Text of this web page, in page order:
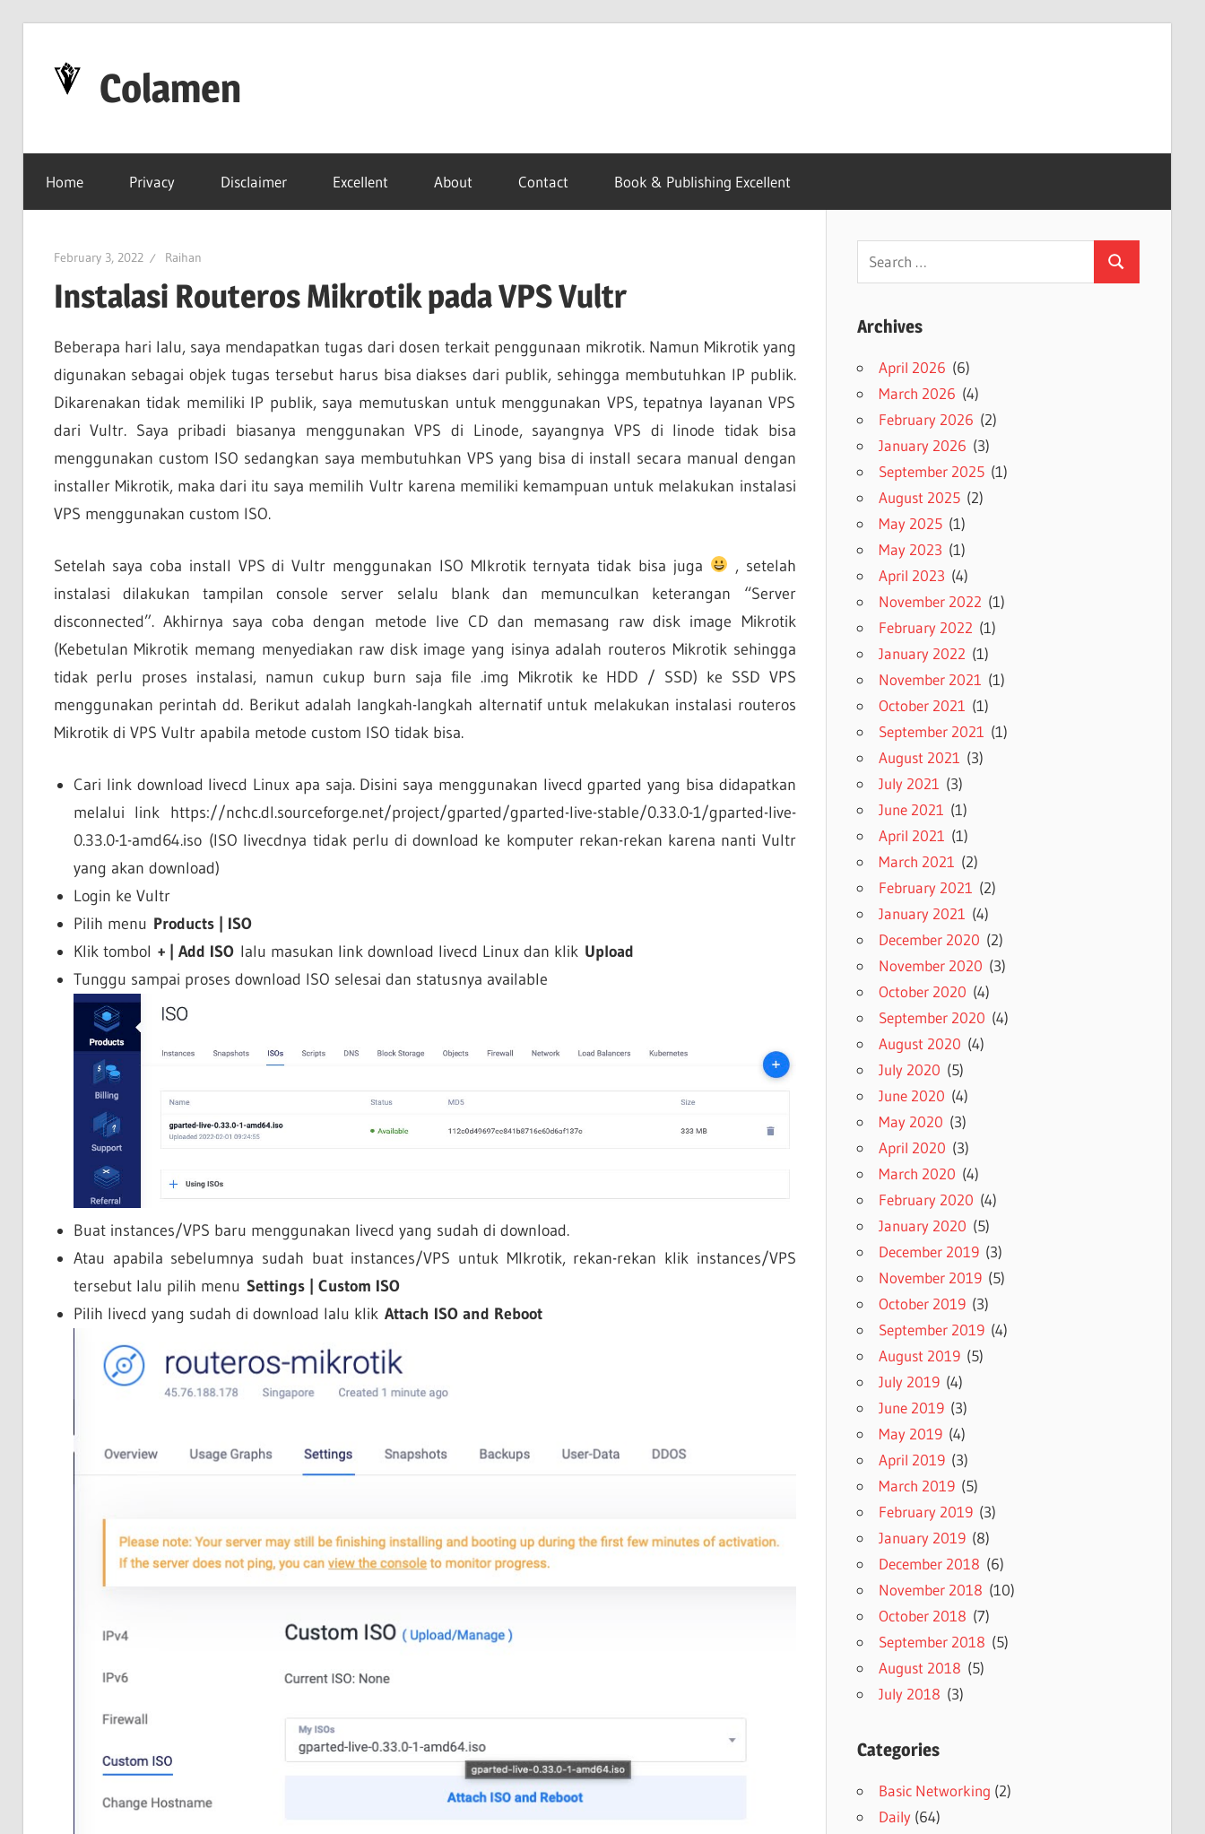
content
Colamen
Lebih
Baik
Home Privacy Disclaimer Excellent About Contact Book & Publishing Excellent
February 3, 2022 Raihan
Instalasi Routeros Mikrotik pada VPS Vultr
Beberapa hari lalu, saya mendapatkan tugas dari dosen terkait penggunaan mikrotik. Namun Mikrotik yang
digunakan sebagai objek tugas tersebut harus bisa diakses dari publik, sehingga membutuhkan IP publik.
Dikarenakan tidak memiliki IP publik, saya memutuskan untuk menggunakan VPS, tepatnya layanan VPS
dari Vultr. Saya pribadi biasanya menggunakan VPS di Linode, sayangnya VPS di linode tidak bisa
menggunakan custom ISO sedangkan saya membutuhkan VPS yang bisa di install secara manual dengan
installer Mikrotik, maka dari itu saya memilih Vultr karena memiliki kemampuan untuk melakukan instalasi
VPS menggunakan custom ISO.
Setelah saya coba install VPS di Vultr menggunakan ISO MIkrotik ternyata tidak bisa juga
, setelah
instalasi dilakukan tampilan console server selalu blank dan memunculkan keterangan “Server
disconnected”. Akhirnya saya coba dengan metode live CD dan memasang raw disk image Mikrotik
(Kebetulan Mikrotik memang menyediakan raw disk image yang isinya adalah routeros Mikrotik sehingga
tidak perlu proses instalasi, namun cukup burn saja file .img Mikrotik ke HDD / SSD) ke SSD VPS
menggunakan perintah dd. Berikut adalah langkah-langkah alternatif untuk melakukan instalasi routeros
Mikrotik di VPS Vultr apabila metode custom ISO tidak bisa.
Cari link download livecd Linux apa saja. Disini saya menggunakan livecd gparted yang bisa didapatkan
melalui link https://nchc.dl.sourceforge.net/project/gparted/gparted-live-stable/0.33.0-1/gparted-live-
0.33.0-1-amd64.iso (ISO livecdnya tidak perlu di download ke komputer rekan-rekan karena nanti Vultr
yang akan download)
Login ke Vultr
Pilih menu Products | ISO
Klik tombol + | Add ISO lalu masukan link download livecd Linux dan klik Upload
Tunggu sampai proses download ISO selesai dan statusnya available
Buat instances/VPS baru menggunakan livecd yang sudah di download.
Atau apabila sebelumnya sudah buat instances/VPS untuk MIkrotik, rekan-rekan klik instances/VPS
tersebut lalu pilih menu Settings | Custom ISO
Pilih livecd yang sudah di download lalu klik Attach ISO and Reboot
Search
for:
Search
Archives
April 2026 (6)
March 2026 (4)
February 2026 (2)
January 2026 (3)
September 2025(1)
August 2025(2)
May 2025(1)
May 2023 (1)
April 2023 (4)
November 2022 (1)
February 2022 (1)
January 2022 (1)
November 2021 (1)
October 2021 (1)
September 2021 (1)
August 2021 (3)
July 2021 (3)
June 2021 (1)
April 2021 (1)
March 2021 (2)
February 2021 (2)
January 2021 (4)
December 2020 (2)
November 2020 (3)
October 2020 (4)
September 2020 (4)
August 2020 (4)
July 2020 (5)
June 2020 (4)
May 2020 (3)
April 2020 (3)
March 2020 (4)
February 2020 (4)
January 2020 (5)
December 2019(3)
November 2019(5)
October 2019(3)
September 2019(4)
August 2019(5)
July 2019(4)
June 2019(3)
May 2019(4)
April 2019(3)
March 2019(5)
February 2019(3)
January 2019(8)
December 2018 (6)
November 2018 (10)
October 2018 (7)
September 2018 (5)
August 2018 (5)
July 2018 (3)
Categories
Basic Networking (2)
Daily(64)